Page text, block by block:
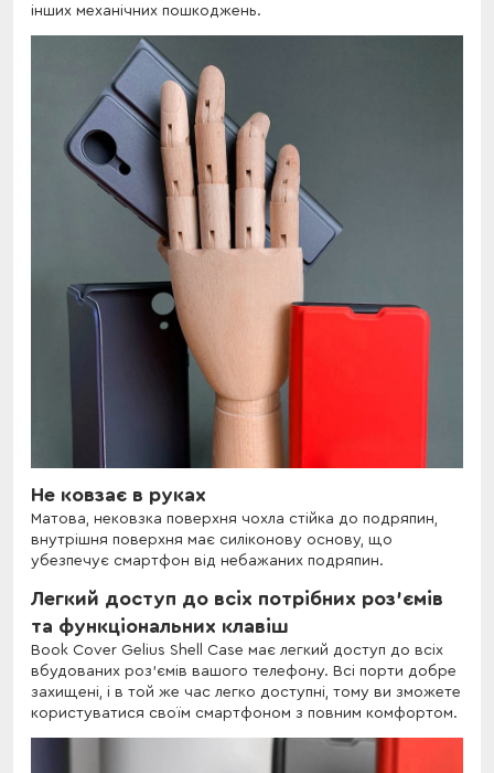
інших механічних пошкоджень.
Не ковзає в руках
Матова, нековзка поверхня чохла стійка до подряпин,
внутрішня поверхня має силіконову основу, що
убезпечує смартфон від небажаних подряпин.
Легкий доступ до всіх потрібних роз'ємів
та функціональних клавіш
Book Cover Gelius Shell Case має легкий доступ до всіх
вбудованих роз'ємів вашого телефону. Всі порти добре
захищені, і в той же час легко доступні, тому ви зможете
користуватися своїм смартфоном з повним комфортом.